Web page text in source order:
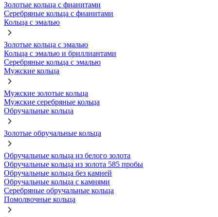
Золотые кольца с фианитами
Серебряные кольца с фианитами
Кольца с эмалью
Золотые кольца с эмалью
Кольца с эмалью и бриллиантами
Серебряные кольца с эмалью
Мужские кольца
Мужские золотые кольца
Мужские серебряные кольца
Обручальные кольца
Золотые обручальные кольца
Обручальные кольца из белого золота
Обручальные кольца из золота 585 пробы
Обручальные кольца без камней
Обручальные кольца с камнями
Серебряные обручальные кольца
Помолвочные кольца